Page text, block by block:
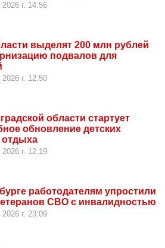
г. 14:56
выделят 200 млн рублей
подвалов для
г. 12:50
области стартует
обновление детских
отдыха
г. 12:19
работодателям упростили
СВО с инвалидностью
г. 23:09